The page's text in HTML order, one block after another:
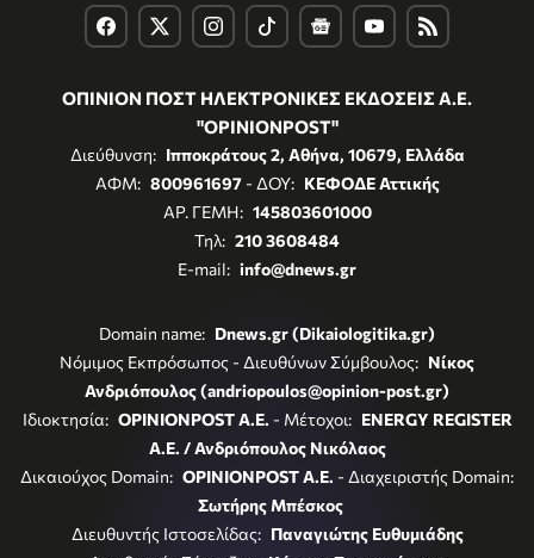
ΟΠΙΝΙΟΝ ΠΟΣΤ ΗΛΕΚΤΡΟΝΙΚΕΣ ΕΚΔΟΣΕΙΣ Α.Ε.
"OPINIONPOST"
Διεύθυνση: Ιπποκράτους 2, Αθήνα, 10679, Ελλάδα
ΑΦΜ: 800961697- ΔΟΥ: ΚΕΦΟΔΕ Αττικής
ΑΡ. ΓΕΜΗ: 145803601000
Τηλ: 210 3608484
E-mail: info@dnews.gr
Domain name: Dnews.gr (Dikaiologitika.gr)
Νόμιμος Εκπρόσωπος - Διευθύνων Σύμβουλος: Νίκος
Ανδριόπουλος (andriopoulos@opinion-post.gr)
Ιδιοκτησία: OPINIONPOST A.E. - Μέτοχοι: ENERGY REGISTER
Α.Ε. / Ανδριόπουλος Νικόλαος
Δικαιούχος Domain: OPINIONPOST A.E. - Διαχειριστής Domain:
Σωτήρης Μπέσκος
Διευθυντής Ιστοσελίδας: Παναγιώτης Ευθυμιάδης